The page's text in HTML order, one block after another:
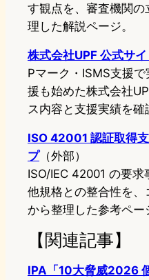
す観点を、審査機関
理した解説ページ。
株式会社UPF 公式サイ
Pマーク・ISMS支援
援も始めた株式会社
ス内容と支援実績を確
ISO 42001 認証取得
プ（外部）
ISO/IEC 42001 の要
他規格との整合性を
から整理した参考ペー
【関連記事】
IPA「10大脅威2026